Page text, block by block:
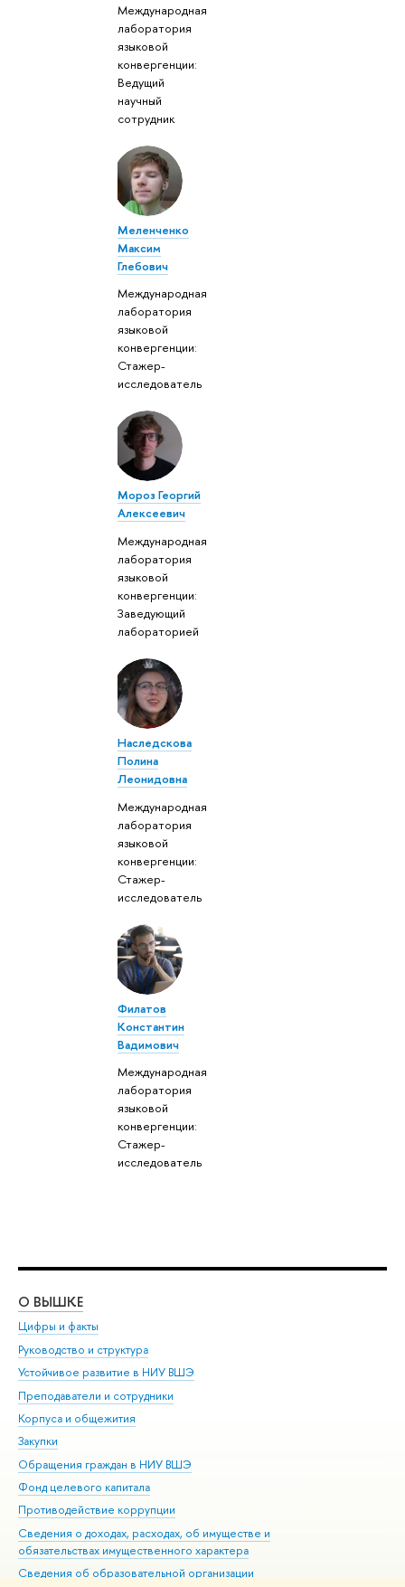
Международная
лаборатория
языковой
конвергенции:
Ведущий
научный
сотрудник
Меленченко
Максим
Глебович
Международная
лаборатория
языковой
конвергенции:
Стажер-
исследователь
Мороз Георгий
Алексеевич
Международная
лаборатория
языковой
конвергенции:
Заведующий
лабораторией
Наследскова
Полина
Леонидовна
Международная
лаборатория
языковой
конвергенции:
Стажер-
исследователь
Филатов
Константин
Вадимович
Международная
лаборатория
языковой
конвергенции:
Стажер-
исследователь
О ВЫШКЕ
Цифры и факты
Руководство и структура
Устойчивое развитие в НИУ ВШЭ
Преподаватели и сотрудники
Корпуса и общежития
Закупки
Обращения граждан в НИУ ВШЭ
Фонд целевого капитала
Противодействие коррупции
Сведения о доходах, расходах, об имуществе и
обязательствах имущественного характера
Сведения об образовательной организации